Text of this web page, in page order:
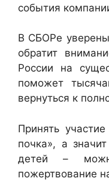
события
В СБОРе
обратит
России на
поможет
вернуться к
Принять
почка», а
детей –
пожертвование